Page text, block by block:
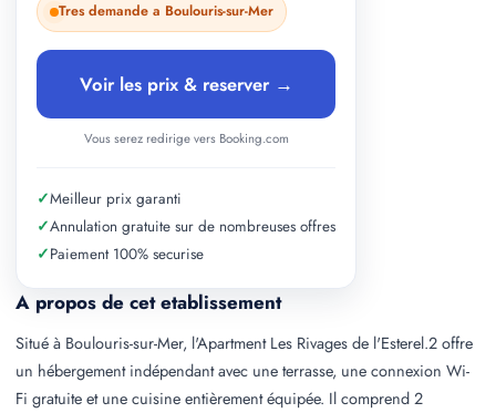
A propos de cet etablissement
Situé à Boulouris-sur-Mer, l'Apartment Les Rivages de l'Esterel.2 offre
un hébergement indépendant avec une terrasse, une connexion Wi-
Fi gratuite et une cuisine entièrement équipée. Il comprend 2
Tres demande a Boulouris-sur-Mer
Voir les prix & reserver →
Vous serez redirige vers Booking.com
✓Meilleur prix garanti
✓Annulation gratuite sur de nombreuses offres
✓Paiement 100% securise